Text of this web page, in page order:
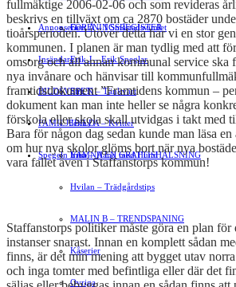
FÖRENINGSREGISTER
Gert Å – I Småstadsvimlet
Erik J – Erik Speglar
Stig N – Tänkvärt
Jenny A – Kvitter
Yrsa – Hand med Hund
Hvilan – Trädgårdstips
MALIN B – TRENDSPANING
Kåserier
Ovriga
Annonsera
Insändare
BILDSVEPET
FAMILJEBILD
LÄMNA EN GRATTISHÄLSNING
Spegeln Info
fullmäktige 2006-02-06 och som revideras
beskrivs en tillväxt om ca 2870 bostäder
tioårsperioden. Utöver detta har vi en stor
kommunen. I planen är man tydlig med att
omsorg och all annan kommunal service
nya invånare och hänvisar till
framtidsdokument ”Framtidens kommun –
dokument kan man inte heller se några
förskola eller skola skall utvidgas i takt med
Bara för någon dag sedan kunde man läsa
om hur nya skolor glöms bort när nya
vara fallet även i Staffanstorps kommun!
Staffanstorps politiker måste göra en plan för
instanser snarast. Innan en komplett sådan
finns, är det min mening att bygget utav
och inga tomter med befintliga eller där det